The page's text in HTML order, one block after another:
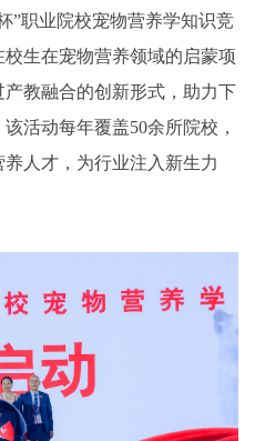
”职业院校宠物营养学知识竞
生在宠物营养领域的启蒙项
教融合的创新形式，助力下
活动每年覆盖50余所院校，
人才，为行业注入新生力